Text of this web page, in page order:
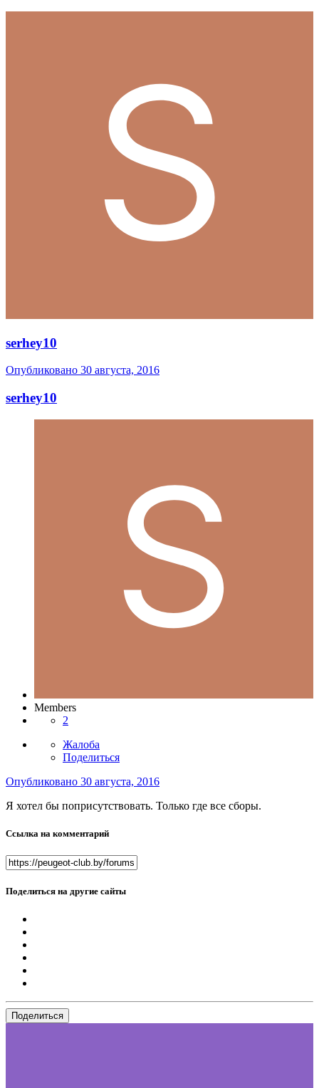
serhey10
Опубликовано 30 августа, 2016
serhey10
Members
2
Жалоба
Поделиться
Опубликовано 30 августа, 2016
Я хотел бы поприсутствовать. Только где все сборы.
Ссылка на комментарий
Поделиться на другие сайты
Поделиться